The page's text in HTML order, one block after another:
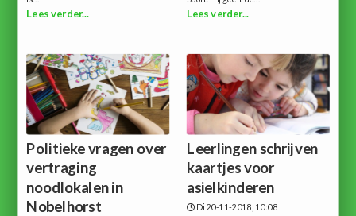
Lees verder... Lees verder...
Politieke vragen over
vertraging
noodlokalen in
Nobelhorst
Leerlingen schrijven
kaartjes voor
asielkinderen
Di 20-11-2018, 10:08